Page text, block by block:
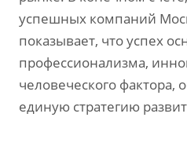
успешных компаний
показывает‚ что успех
профессионализма‚
человеческого
единую стратегию